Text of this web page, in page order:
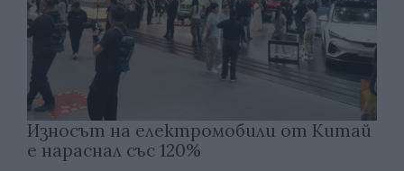
Износът на електромобили от Китай
е нараснал със 120%